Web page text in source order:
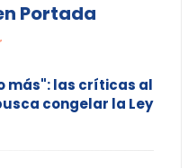
Portada
más": las críticas al
congelar la Ley